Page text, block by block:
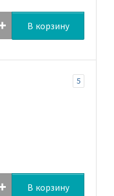
В корзину
5
В корзину